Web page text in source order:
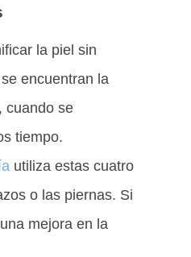
la piel sin
encuentran la
cuando se
tiempo.
utiliza estas cuatro
o las piernas. Si
mejora en la